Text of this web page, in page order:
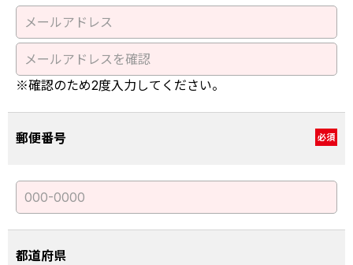
※確認のため2度入力してください。
郵便番号 必須
都道府県